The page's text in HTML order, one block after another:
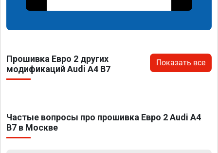
Прошивка Евро 2 других
модификаций Audi A4 B7
Показать все
Частые вопросы про прошивка Евро 2 Audi A4
B7 в Москве